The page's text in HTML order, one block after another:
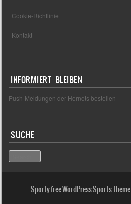
Cookie-Richtlinie
Kontakt
INFORMIERT BLEIBEN
Push-Meldungen der Hornets bestellen
SUCHE
Search
Sporty free WordPress Sports Theme